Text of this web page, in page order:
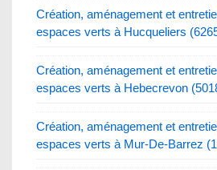
Création, aménagement et
espaces verts à Hucqueliers
Création, aménagement et
espaces verts à Hebecrevon
Création, aménagement et
espaces verts à Mur-De-Barrez